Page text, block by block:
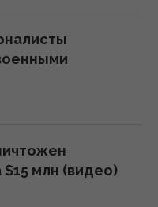
млн (видео)